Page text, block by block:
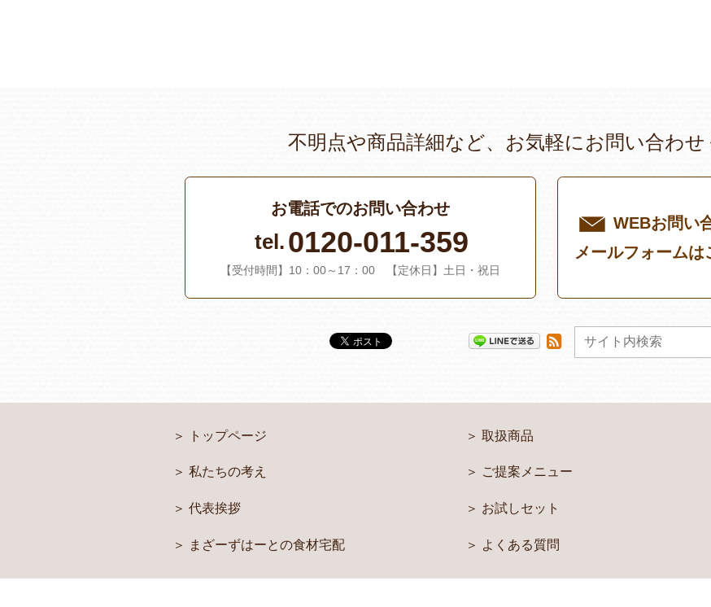
不明点や商品詳細など、お気軽にお問い合わせ
お電話でのお問い合わせ
tel. 0120-011-359
【受付時間】10：00～17：00 【定休日】土日・祝日
WEBお問い
メールフォームは
トップページ
私たちの考え
代表挨拶
まざーずはーとの食材宅配
取扱商品
ご提案メニュー
お試しセット
よくある質問